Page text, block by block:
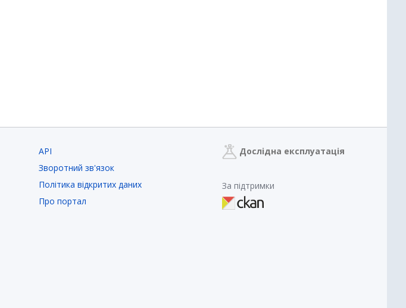
API
Зворотний зв'язок
Політика відкритих даних
Про портал
Дослідна експлуатація
За підтримки